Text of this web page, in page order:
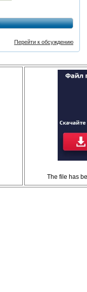
Перейти к обсуждению
The file has